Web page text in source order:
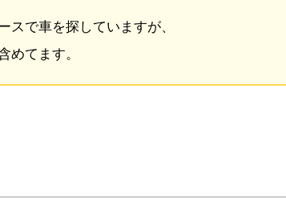
スで車を探していますが、
めてます。